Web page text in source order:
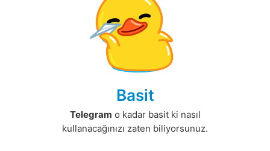
Basit
Telegram o kadar basit ki nasıl
kullanacağınızı zaten biliyorsunuz.